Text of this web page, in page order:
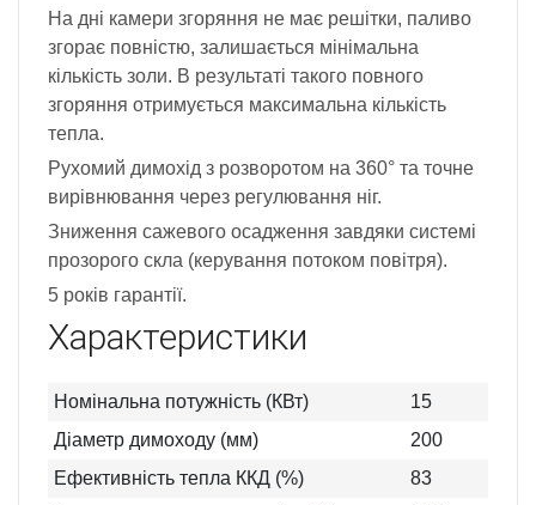
На дні камери згоряння не має решітки, паливо
згорає повністю, залишається мінімальна
кількість золи. В результаті такого повного
згоряння отримується максимальна кількість
тепла.
Рухомий димохід з розворотом на 360° та точне
вирівнювання через регулювання ніг.
Зниження сажевого осадження завдяки системі
прозорого скла (керування потоком повітря).
5 років гарантії.
Характеристики
Номінальна потужність (КВт)
15
Діаметр димоходу (мм)
200
Ефективність тепла ККД (%)
83